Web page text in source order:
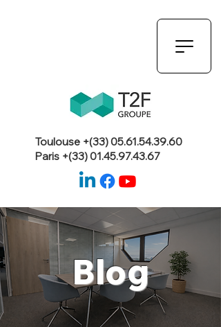
Toulouse +(33)05.61.54.39.60
Paris +(33)01.45.97.43.67
Blog